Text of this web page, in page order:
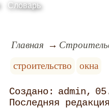
Словарь
Главная
строительство
окна
admin